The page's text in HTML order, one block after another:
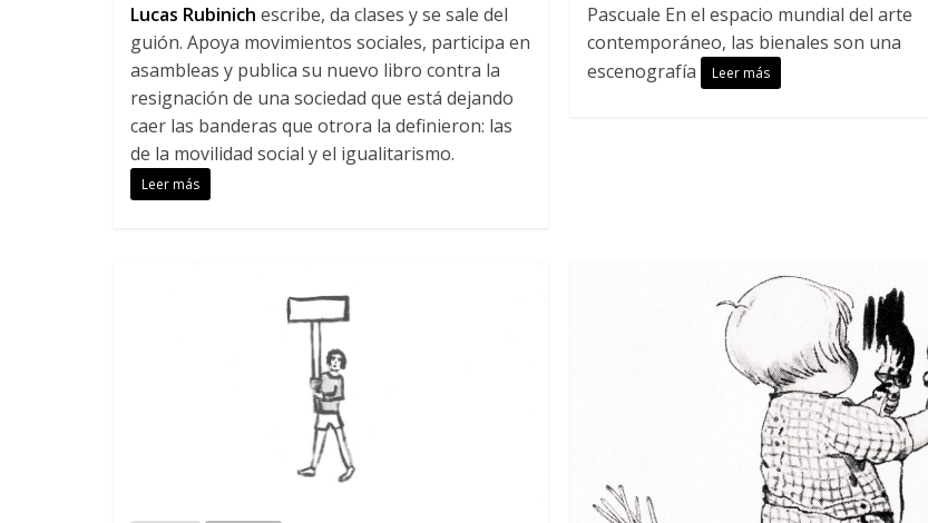
Lucas Rubinich escribe, da clases y se sale del
guión. Apoya movimientos sociales, participa en
asambleas y publica su nuevo libro contra la
resignación de una sociedad que está dejando
caer las banderas que otrora la definieron: las
de la movilidad social y el igualitarismo.
Leer más
Pascuale En el espacio mundial del arte
contemporáneo, las bienales son una
escenografía
Leer más